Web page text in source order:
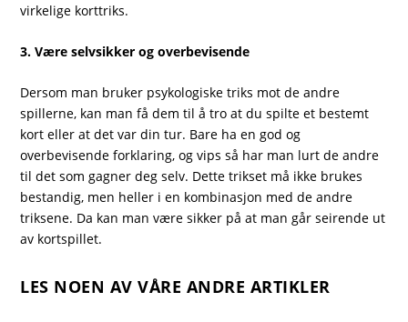
virkelige korttriks.
3. Være selvsikker og overbevisende
Dersom man bruker psykologiske triks mot de andre
spillerne, kan man få dem til å tro at du spilte et bestemt
kort eller at det var din tur. Bare ha en god og
overbevisende forklaring, og vips så har man lurt de andre
til det som gagner deg selv. Dette trikset må ikke brukes
bestandig, men heller i en kombinasjon med de andre
triksene. Da kan man være sikker på at man går seirende ut
av kortspillet.
LES NOEN AV VÅRE ANDRE ARTIKLER